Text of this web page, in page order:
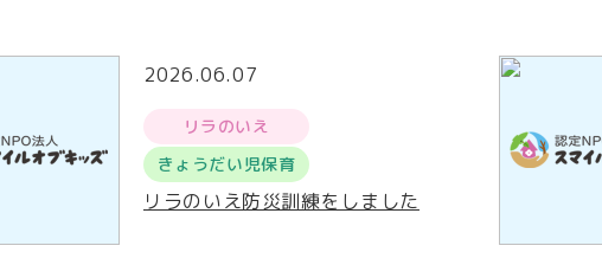
2026.06.07
リラのいえ
きょうだい児保育
リラのいえ防災訓練をしました